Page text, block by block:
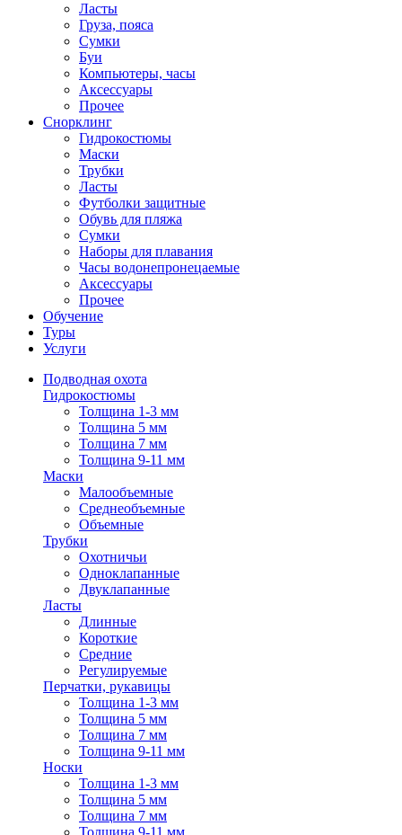
Ласты
Груза, пояса
Сумки
Буи
Компьютеры, часы
Аксессуары
Прочее
Снорклинг
Гидрокостюмы
Маски
Трубки
Ласты
Футболки защитные
Обувь для пляжа
Сумки
Наборы для плавания
Часы водонепронецаемые
Аксессуары
Прочее
Обучение
Туры
Услуги
Подводная охота
Гидрокостюмы
Толщина 1-3 мм
Толщина 5 мм
Толщина 7 мм
Толщина 9-11 мм
Маски
Малообъемные
Среднеобъемные
Объемные
Трубки
Охотничьи
Одноклапанные
Двуклапанные
Ласты
Длинные
Короткие
Средние
Регулируемые
Перчатки, рукавицы
Толщина 1-3 мм
Толщина 5 мм
Толщина 7 мм
Толщина 9-11 мм
Носки
Толщина 1-3 мм
Толщина 5 мм
Толщина 7 мм
Толщина 9-11 мм